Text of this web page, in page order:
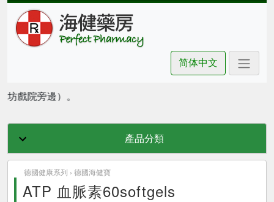
简体中文
戲院旁邊）。
產品分類
德國健康系列 › 德國海健寶
ATP 血脈素60softgels